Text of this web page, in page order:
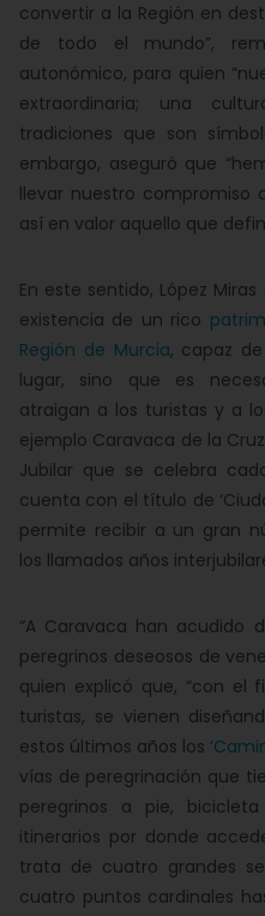
convertir a la Región en
de todo el mundo”,
autonómico, para quien
extraordinaria; una
tradiciones que son
embargo, aseguró que
llevar nuestro compromiso
así en valor aquello que
En este sentido, López
existencia de un rico
Región de Murcia, capaz
lugar, sino que es
atraigan a los turistas y a
ejemplo Caravaca de la
Jubilar que se celebra
cuenta con el título de
permite recibir a un gran
los llamados años
“A Caravaca han acudido
peregrinos deseosos de
quien explicó que, “con el
turistas, se vienen
estos últimos años los
vías de peregrinación que
peregrinos a pie,
itinerarios por donde
trata de cuatro grandes
cuatro puntos cardinales